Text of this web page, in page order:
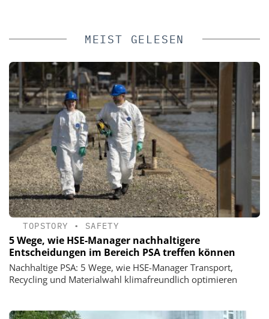
MEIST GELESEN
TOPSTORY • SAFETY
5 Wege, wie HSE-Manager nachhaltigere
Entscheidungen im Bereich PSA treffen können
Nachhaltige PSA: 5 Wege, wie HSE-Manager Transport,
Recycling und Materialwahl klimafreundlich optimieren